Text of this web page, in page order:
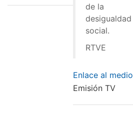
de la
desigualdad
social.
RTVE
Enlace al medio
Emisión TV